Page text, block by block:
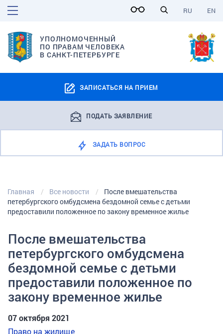
EN
RU
УПОЛНОМОЧЕННЫЙ
ПО ПРАВАМ ЧЕЛОВЕКА
В САНКТ-ПЕТЕРБУРГЕ
ЗАПИСАТЬСЯ НА ПРИЕМ
ПОДАТЬ ЗАЯВЛЕНИЕ
ЗАДАТЬ ВОПРОС
Главная Все новости
После вмешательства
петербургского омбудсмена бездомной семье с детьми
предоставили положенное по закону временное жилье
После вмешательства
петербургского омбудсмена
бездомной семье с детьми
предоставили положенное по
закону временное жилье
07 октября 2021
Право на жилище